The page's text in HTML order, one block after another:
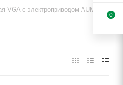
VGA с электроприводом AUMA
0